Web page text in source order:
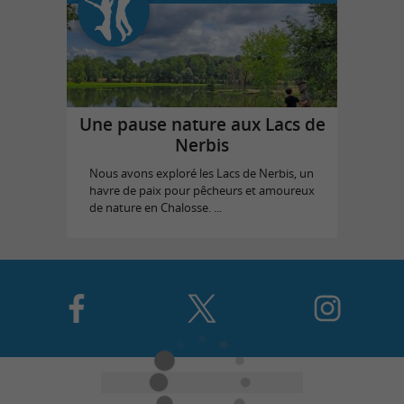
Une pause nature aux Lacs de
Nerbis
Nous avons exploré les Lacs de Nerbis, un
havre de paix pour pêcheurs et amoureux
de nature en Chalosse. ...